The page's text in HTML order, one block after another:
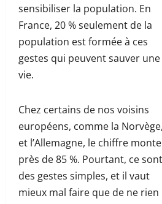
sensibiliser la population. En
France, 20 % seulement de la
population est formée à ces
gestes qui peuvent sauver une
vie.
Chez certains de nos voisins
européens, comme la Norvège,
et l’Allemagne, le chiffre
près de 85 %. Pourtant, ce sont
des gestes simples, et il vaut
mieux mal faire que de ne rien